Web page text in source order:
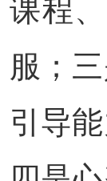
课程
服；
引导